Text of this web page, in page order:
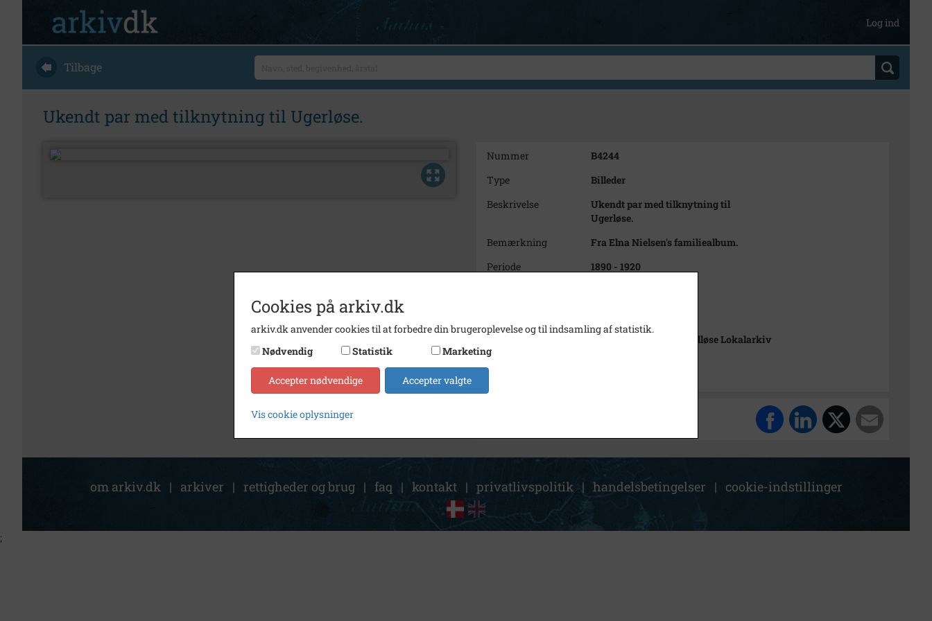
Log ind
Tilbage
Ukendt par med tilknytning til Ugerløse.
Nummer
B4244
Type
Billeder
Beskrivelse
Ukendt par med tilknytning til
Ugerløse.
Bemærkning
Fra Elna Nielsen's familiealbum.
Periode
1890 - 1920
Arkiv
Holbæk-Arkiverne / Tølløse Lokalarkiv
om arkiv.dk | arkiver | rettigheder og brug | faq | kontakt | privatlivspolitik | handelsbetingelser | cookie-indstillinger
Cookies på arkiv.dk
arkiv.dk anvender cookies til at forbedre din brugeroplevelse og til indsamling af statistik.
Nødvendig
Statistik Marketing
Accepter nødvendige Accepter valgte
Vis cookie oplysninger
;